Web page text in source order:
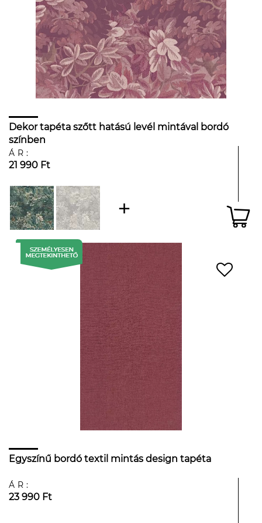
Dekor tapéta szőtt hatású levél mintával bordó
színben
ÁR:
21 990 Ft
Egyszínű bordó textil mintás design tapéta
ÁR:
23 990 Ft